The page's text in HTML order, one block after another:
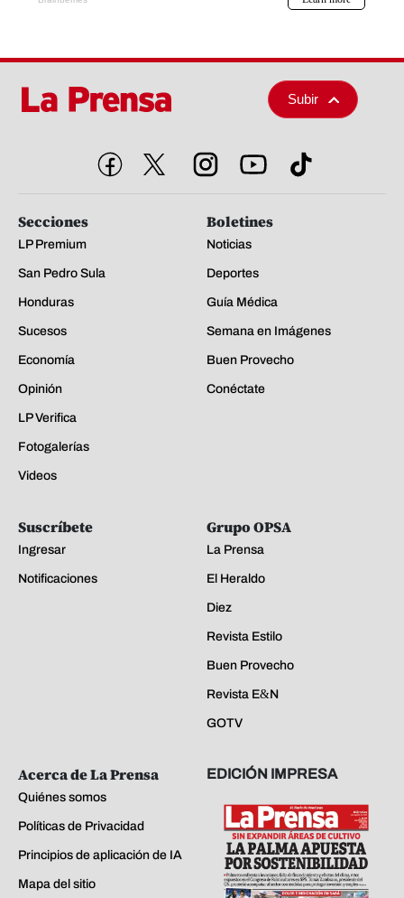
Subir
Secciones
LP Premium
San Pedro Sula
Honduras
Sucesos
Economía
Opinión
LP Verifica
Fotogalerías
Videos
Boletines
Noticias
Deportes
Guía Médica
Semana en Imágenes
Buen Provecho
Conéctate
Suscríbete
Ingresar
Notificaciones
Grupo OPSA
La Prensa
El Heraldo
Diez
Revista Estilo
Buen Provecho
Revista E&N
GOTV
Acerca de La Prensa
Quiénes somos
Políticas de Privacidad
Principios de aplicación de IA
Mapa del sitio
EDICIÓN IMPRESA